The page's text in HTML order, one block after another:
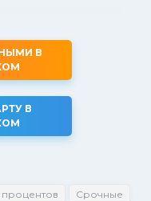
В
В
процентов
Срочные